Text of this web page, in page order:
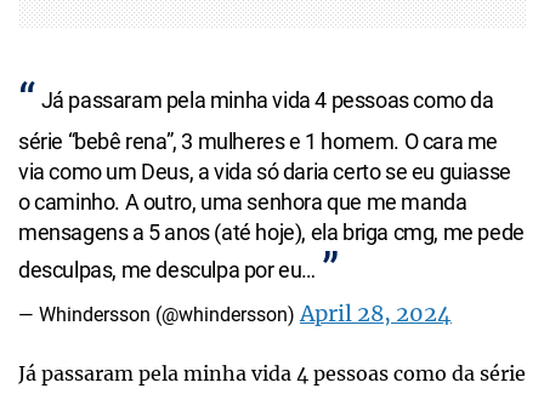
Já passaram pela minha vida 4 pessoas como da
série “bebê rena”, 3 mulheres e 1 homem. O cara me
via como um Deus, a vida só daria certo se eu guiasse
o caminho. A outro, uma senhora que me manda
mensagens a 5 anos (até hoje), ela briga cmg, me pede
desculpas, me desculpa por eu…
— Whindersson (@whindersson)April 28, 2024
Já passaram pela minha vida 4 pessoas como da série